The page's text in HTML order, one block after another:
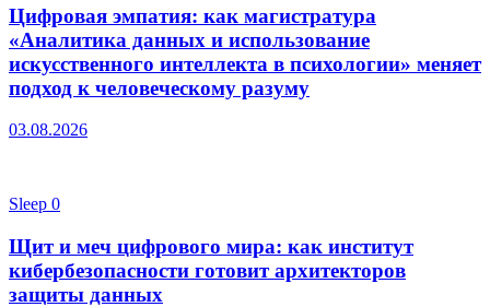
Цифровая эмпатия: как магистратура
«Аналитика данных и использование
искусственного интеллекта в психологии» меняет
подход к человеческому разуму
03.08.2026
Sleep 0
Щит и меч цифрового мира: как институт
кибербезопасности готовит архитекторов
защиты данных